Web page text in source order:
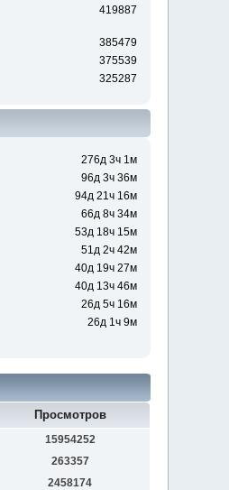
419887
385479
375539
325287
276д 3ч 1м
96д 3ч 36м
94д 21ч 16м
66д 8ч 34м
53д 18ч 15м
51д 2ч 42м
40д 19ч 27м
40д 13ч 46м
26д 5ч 16м
26д 1ч 9м
Просмотров
15954252
263357
2458174